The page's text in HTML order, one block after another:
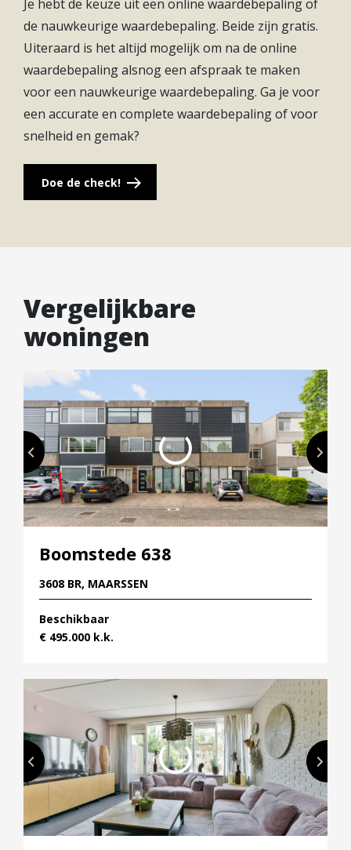
Maarsseveense Plassen en Utrecht? Je bent er zo.
Centraler kun je bijna niet wonen in Nederland.
Je hebt de keuze uit een online waardebepaling of
de nauwkeurige waardebepaling. Beide zijn gratis.
Uiteraard is het altijd mogelijk om na de online
waardebepaling alsnog een afspraak te maken
voor een nauwkeurige waardebepaling. Ga je voor
een accurate en complete waardebepaling of voor
snelheid en gemak?
Doe de check!
Vergelijkbare
woningen
Boomstede 638
3608 BR, MAARSSEN
Beschikbaar
€ 495.000 k.k.